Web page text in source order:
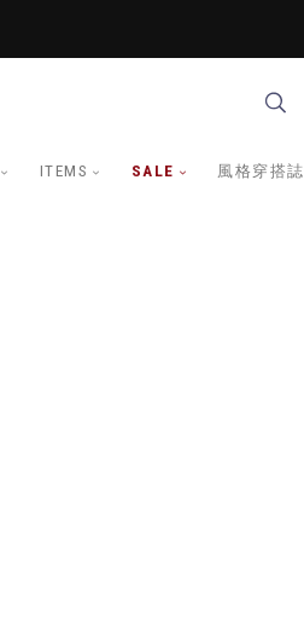
ITEMS SALE 風格穿搭誌